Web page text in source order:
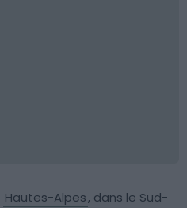
Hautes-Alpes, dans le Sud-